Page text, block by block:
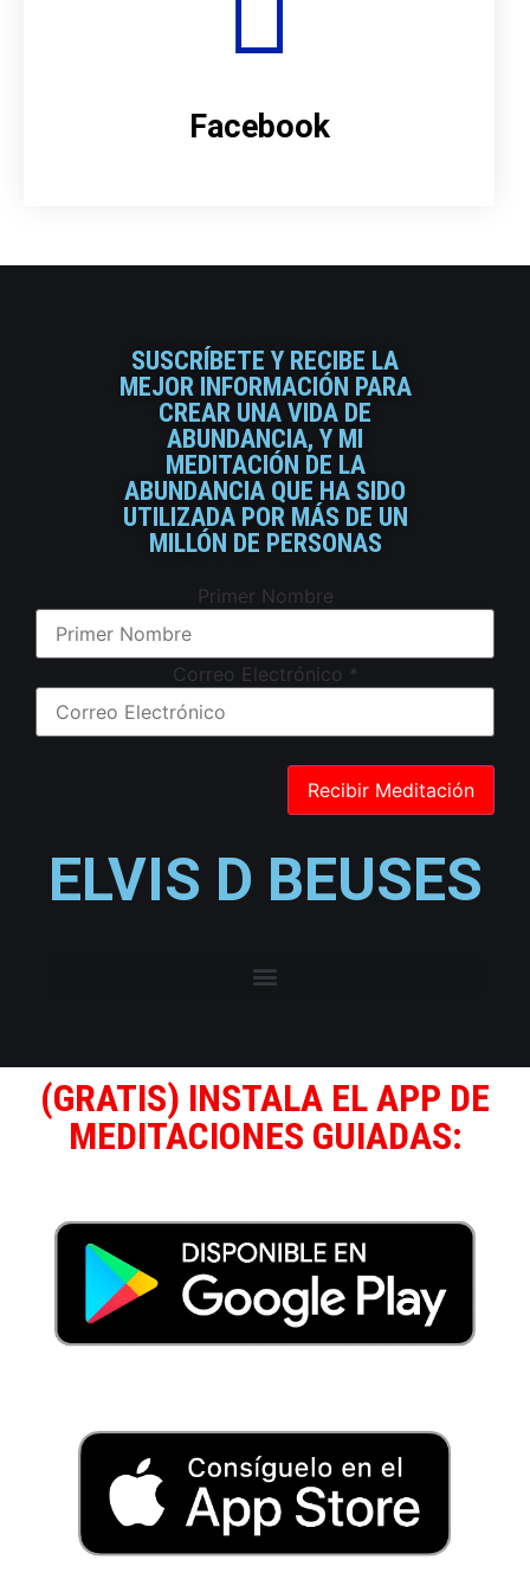
Facebook
SUSCRÍBETE Y RECIBE LA
MEJOR INFORMACIÓN PARA
CREAR UNA VIDA DE
ABUNDANCIA, Y MI
MEDITACIÓN DE LA
ABUNDANCIA QUE HA SIDO
UTILIZADA POR MÁS DE UN
MILLÓN DE PERSONAS
Primer Nombre
Correo Electrónico *
ELVIS D BEUSES
(GRATIS) INSTALA EL APP DE
MEDITACIONES GUIADAS: